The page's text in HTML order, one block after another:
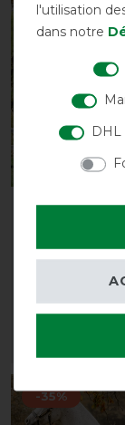
Weatherbeeta
Tec 900D
Neck Medium
216,00 € *
-35%
l'utilisation
dans notre
DHL